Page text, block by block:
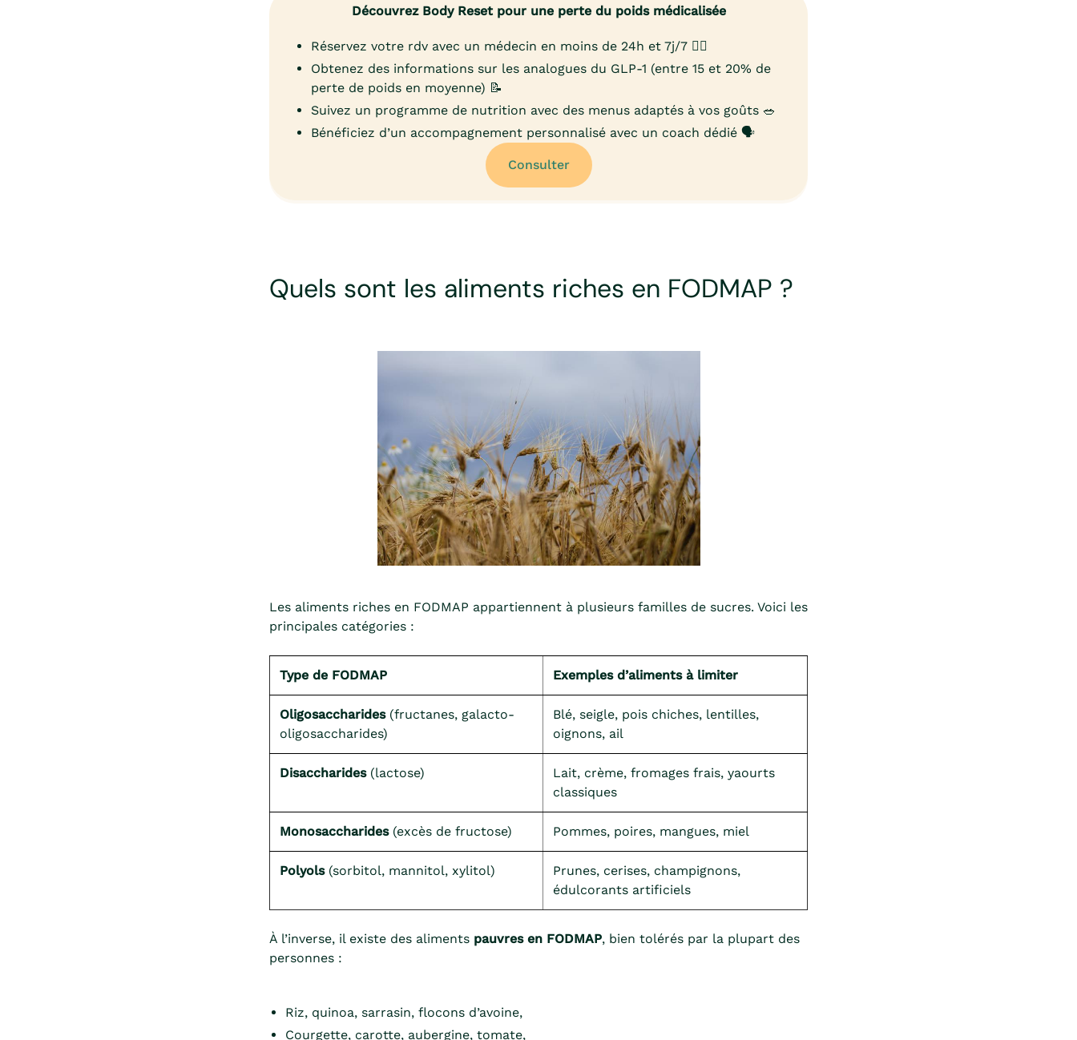
Découvrez Body Reset pour une perte du poids médicalisée
Réservez votre rdv avec un médecin en moins de 24h et 7j/7 👨‍⚕️
Obtenez des informations sur les analogues du GLP-1 (entre 15 et 20% de
perte de poids en moyenne) 📝
Suivez un programme de nutrition avec des menus adaptés à vos goûts 🥗
Bénéficiez d’un accompagnement personnalisé avec un coach dédié 🗣️
Consulter
Quels sont les aliments riches en FODMAP ?
Les aliments riches en FODMAP appartiennent à plusieurs familles de sucres. Voici les
principales catégories :
Type de FODMAP Exemples d’aliments à limiter
Oligosaccharides(fructanes, galacto-
oligosaccharides)
Blé, seigle, pois chiches, lentilles,
oignons, ail
Disaccharides(lactose)
Lait, crème, fromages frais, yaourts
classiques
Monosaccharides(excès de fructose) Pommes, poires, mangues, miel
Polyols(sorbitol, mannitol, xylitol)
Prunes, cerises, champignons,
édulcorants artificiels
À l’inverse, il existe des aliments pauvres en FODMAP, bien tolérés par la plupart des
personnes :
Riz, quinoa, sarrasin, flocons d’avoine,
Courgette, carotte, aubergine, tomate,